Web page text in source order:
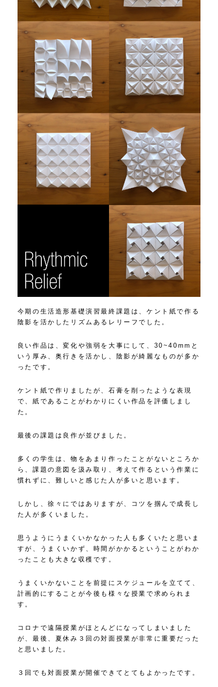
今期の生活造形基礎演習最終課題は、ケント紙で作る
陰影を活かしたリズムあるレリーフでした。
良い作品は、変化や強弱を大事にして、30~40mmと
いう厚み、奥行きを活かし、陰影が綺麗なものが多か
ったです。
ケント紙で作りましたが、石膏を削ったような表現
で、紙であることがわかりにくい作品を評価しまし
た。
最後の課題は良作が並びました。
多くの学生は、物をあまり作ったことがないところか
ら、課題の意図を汲み取り、考えて作るという作業に
慣れずに、難しいと感じた人が多いと思います。
しかし、徐々にではありますが、コツを掴んで成長し
た人が多くいました。
思うようにうまくいかなかった人も多くいたと思いま
すが、うまくいかず、時間がかかるということがわか
ったことも大きな収穫です。
うまくいかないことを前提にスケジュールを立てて、
計画的にすることが今後も様々な授業で求められま
す。
コロナで遠隔授業がほとんどになってしまいました
が、最後、夏休み３回の対面授業が非常に重要だった
と思いました。
３回でも対面授業が開催できてとてもよかったです。